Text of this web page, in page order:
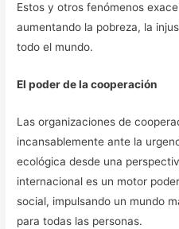
Estos y otros fenómenos
aumentando la pobreza, la
todo el mundo.
El poder de la cooperación
Las organizaciones de
incansablemente ante la
ecológica desde una
internacional es un motor
social, impulsando un mundo
para todas las personas.